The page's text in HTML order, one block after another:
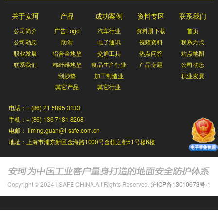
关于安珂
公司简介
公司动态
职业发展
联系我们
产品
广告Logo
防滑
铝合金地垫
棉纤维地垫
刮沙垫
其它产品
成功案例
汽车行业
电子通讯
交通工具
食品生产行业
加工制造业
其它行业
资料专区
资料册下载
视频资料
热点问答
产品专题
联系我们
首页
联系方式
站点地图
公司动态
职业发展
电话：+ (86) 21 5895 3133
手机：+ (86) 136 7181 8268
电邮： liming.guan@i-safe.com.cn
地址：上海市浦东新区金海路1000号金领之都51号楼6楼
Copyright © 2024 I-SAFE CHINA.All Rights Reserved. 沪ICP备13010673号-1